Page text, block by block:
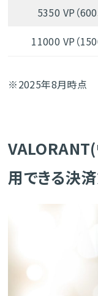
5350 VP（
11000 VP（
※2025年8月時点
用できる決